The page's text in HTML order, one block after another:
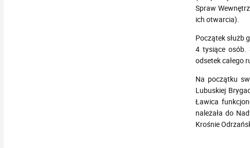
Spraw
ich otwarcia).
Początek służb
4 tysiące osób.
odsetek całego
Na początku
Lubuskiej
Ławica
należała do
Krośnie